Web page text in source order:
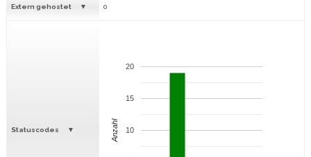
Extern gehostet 0
Statuscodes 10
15
20
Anzahl